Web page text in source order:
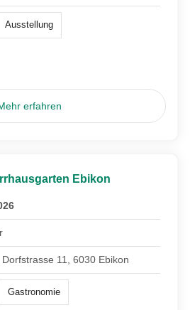
Ausstellung
erfahren
Ebikon
11, 6030 Ebikon
Gastronomie